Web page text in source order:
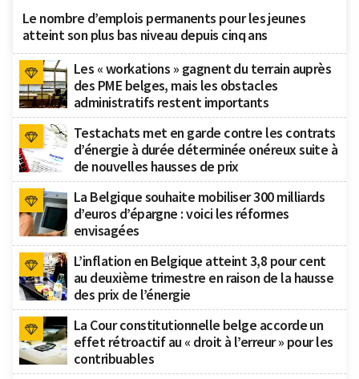
Le nombre d’emplois permanents pour les jeunes
atteint son plus bas niveau depuis cinq ans
Les « workations » gagnent du terrain auprès
des PME belges, mais les obstacles
administratifs restent importants
Testachats met en garde contre les contrats
d’énergie à durée déterminée onéreux suite à
de nouvelles hausses de prix
La Belgique souhaite mobiliser 300 milliards
d’euros d’épargne : voici les réformes
envisagées
L’inflation en Belgique atteint 3,8 pour cent
au deuxième trimestre en raison de la hausse
des prix de l’énergie
La Cour constitutionnelle belge accorde un
effet rétroactif au « droit à l’erreur » pour les
contribuables